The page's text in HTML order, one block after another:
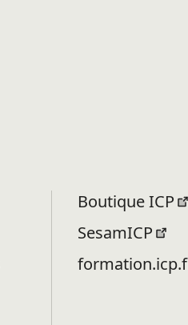
Boutique ICP
SesamICP